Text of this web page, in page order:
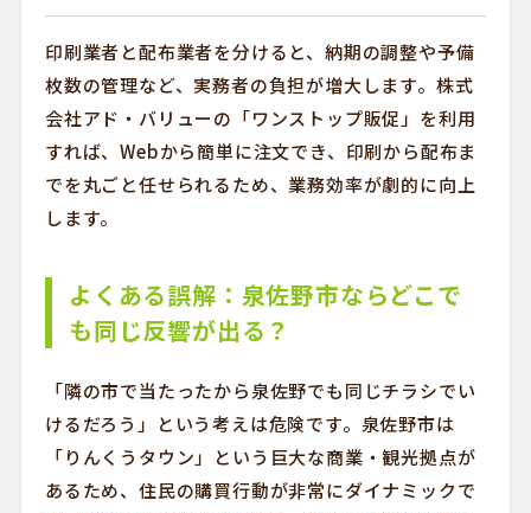
印刷業者と配布業者を分けると、納期の調整や予備
枚数の管理など、実務者の負担が増大します。株式
会社アド・バリューの「ワンストップ販促」を利用
すれば、Webから簡単に注文でき、印刷から配布ま
でを丸ごと任せられるため、業務効率が劇的に向上
します。
よくある誤解：泉佐野市ならどこで
も同じ反響が出る？
「隣の市で当たったから泉佐野でも同じチラシでい
けるだろう」という考えは危険です。泉佐野市は
「りんくうタウン」という巨大な商業・観光拠点が
あるため、住民の購買行動が非常にダイナミックで